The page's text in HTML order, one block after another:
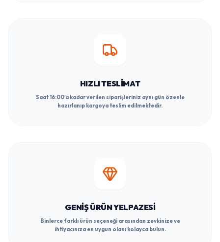
HIZLI TESLIMAT
Saat 16:00'a kadar verilen siparişleriniz aynı gün özenle
hazırlanıp kargoya teslim edilmektedir.
GENIŞ ÜRÜN YELPAZESI
Binlerce farklı ürün seçeneği arasından zevkinize ve
ihtiyacınıza en uygun olanı kolayca bulun.